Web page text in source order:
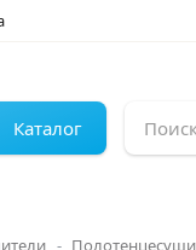
Каталог